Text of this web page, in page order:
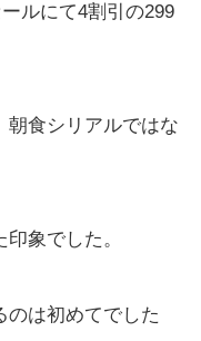
ルにて4割引の299
朝食シリアルではな
象でした。
のは初めてでした